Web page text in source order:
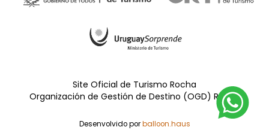
Site Oficial de Turismo Rocha
Organización de Gestión de Destino (OGD) Rocha
Desenvolvido porballoon.haus